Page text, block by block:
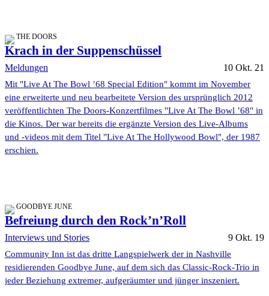
THE DOORS
Krach in der Suppenschüssel
Meldungen 10 Okt. 21
Mit "Live At The Bowl ’68 Special Edition" kommt im November
eine erweiterte und neu bearbeitete Version des ursprünglich 2012
veröffentlichten The Doors-Konzertfilmes "Live At The Bowl ’68" in
die Kinos. Der war bereits die ergänzte Version des Live-Albums
und -videos mit dem Titel "Live At The Hollywood Bowl", der 1987
erschien.
GOODBYE JUNE
Befreiung durch den Rock’n’Roll
Interviews und Stories 9 Okt. 19
Community Inn ist das dritte Langspielwerk der in Nashville
residierenden Goodbye June, auf dem sich das Classic-Rock-Trio in
jeder Beziehung extremer, aufgeräumter und jünger inszeniert.